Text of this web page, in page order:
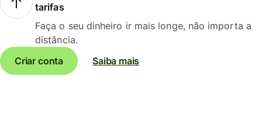
tarifas
Faça o seu dinheiro ir mais longe, não importa a
distância.
Criar conta
Saiba mais